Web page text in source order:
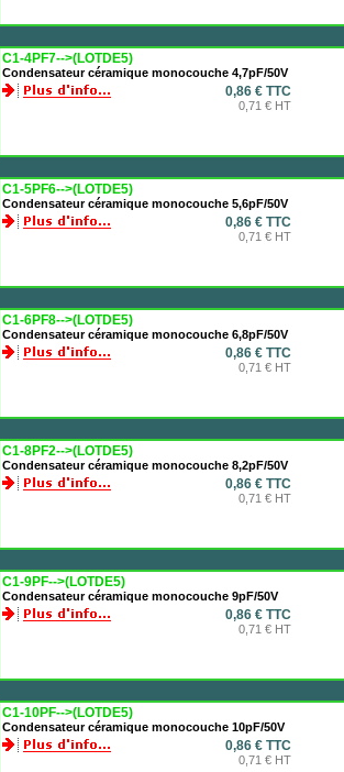
C1-4PF7-->(LOTDE5)
Condensateur céramique monocouche 4,7pF/50V
0,86 € TTC
0,71 € HT
C1-5PF6-->(LOTDE5)
Condensateur céramique monocouche 5,6pF/50V
0,86 € TTC
0,71 € HT
C1-6PF8-->(LOTDE5)
Condensateur céramique monocouche 6,8pF/50V
0,86 € TTC
0,71 € HT
C1-8PF2-->(LOTDE5)
Condensateur céramique monocouche 8,2pF/50V
0,86 € TTC
0,71 € HT
C1-9PF-->(LOTDE5)
Condensateur céramique monocouche 9pF/50V
0,86 € TTC
0,71 € HT
C1-10PF-->(LOTDE5)
Condensateur céramique monocouche 10pF/50V
0,86 € TTC
0,71 € HT